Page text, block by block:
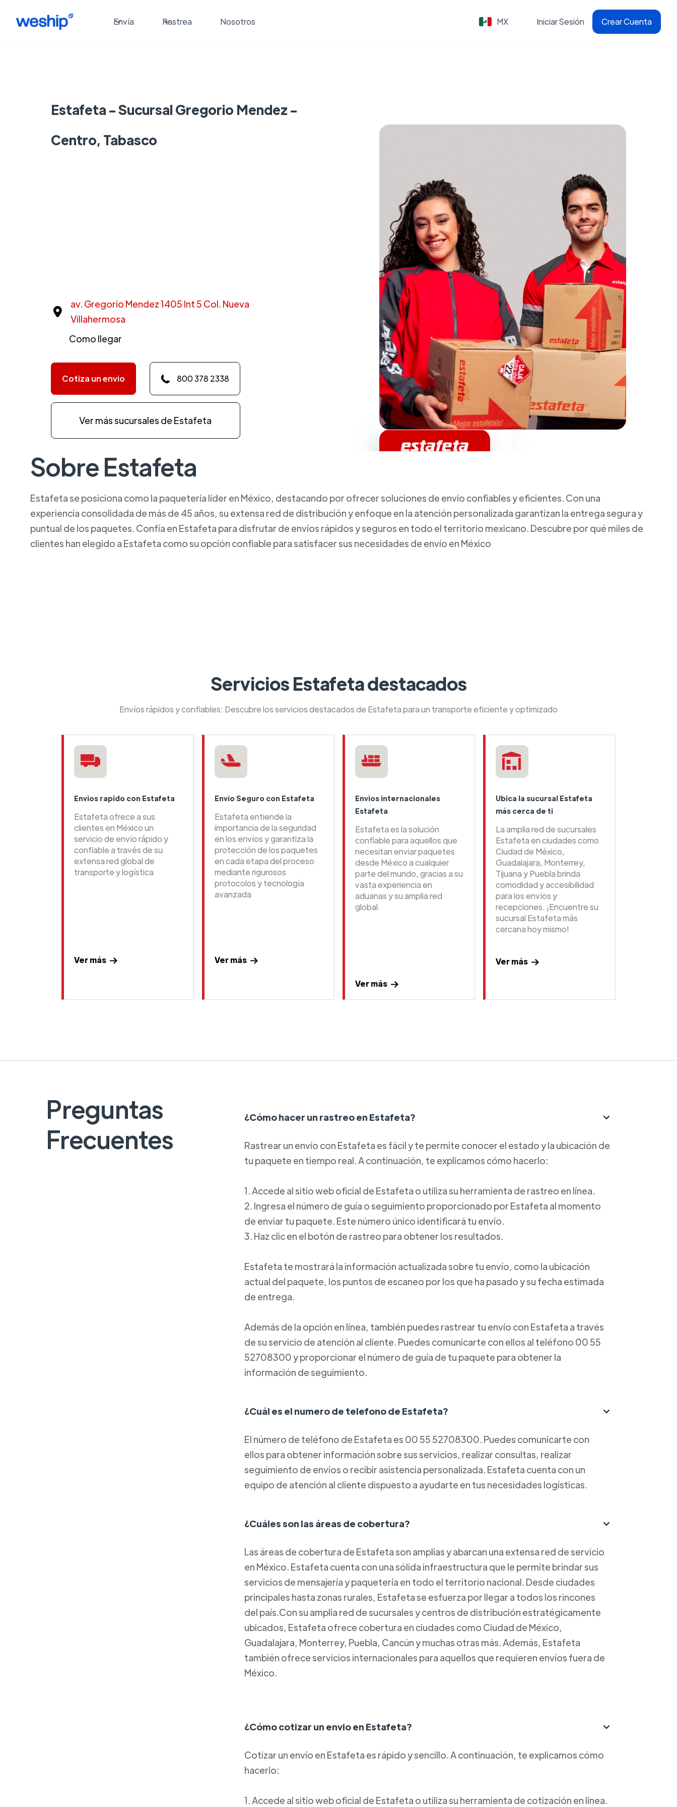
Envía Rastrea Nosotros MX Iniciar Sesión Crear Cuenta
Estafeta - Sucursal Gregorio Mendez -
Centro, Tabasco
av. Gregorio Mendez 1405 Int 5 Col. Nueva
Villahermosa
Como llegar
Cotiza un envio 800 378 2338
Ver más sucursales de Estafeta
Sobre Estafeta
Estafeta se posiciona como la paquetería líder en México, destacando por ofrecer soluciones de envío confiables y eficientes. Con una
experiencia consolidada de más de 45 años, su extensa red de distribución y enfoque en la atención personalizada garantizan la entrega segura y
puntual de los paquetes. Confía en Estafeta para disfrutar de envíos rápidos y seguros en todo el territorio mexicano. Descubre por qué miles de
clientes han elegido a Estafeta como su opción confiable para satisfacer sus necesidades de envío en México
Servicios Estafeta destacados
Envíos rápidos y confiables: Descubre los servicios destacados de Estafeta para un transporte eficiente y optimizado
Envios rapido con Estafeta
Estafeta ofrece a sus
clientes en México un
servicio de envío rápido y
confiable a través de su
extensa red global de
transporte y logística
Ver más
Envío Seguro con Estafeta
Estafeta entiende la
importancia de la seguridad
en los envíos y garantiza la
protección de los paquetes
en cada etapa del proceso
mediante rigurosos
protocolos y tecnología
avanzada
Ver más
Envios internacionales
Estafeta
Estafeta es la solución
confiable para aquellos que
necesitan enviar paquetes
desde México a cualquier
parte del mundo, gracias a su
vasta experiencia en
aduanas y su amplia red
global.
Ver más
Ubica la sucursal Estafeta
más cerca de ti
La amplia red de sucursales
Estafeta en ciudades como
Ciudad de México,
Guadalajara, Monterrey,
Tijuana y Puebla brinda
comodidad y accesibilidad
para los envíos y
recepciones. ¡Encuentre su
sucursal Estafeta más
cercana hoy mismo!
Ver más
Preguntas
Frecuentes
¿Cómo hacer un rastreo en Estafeta?
Rastrear un envío con Estafeta es fácil y te permite conocer el estado y la ubicación de
tu paquete en tiempo real. A continuación, te explicamos cómo hacerlo:
1. Accede al sitio web oficial de Estafeta o utiliza su herramienta de rastreo en línea.
2. Ingresa el número de guía o seguimiento proporcionado por Estafeta al momento
de enviar tu paquete. Este número único identificará tu envío.
3. Haz clic en el botón de rastreo para obtener los resultados.
Estafeta te mostrará la información actualizada sobre tu envío, como la ubicación
actual del paquete, los puntos de escaneo por los que ha pasado y su fecha estimada
de entrega.
Además de la opción en línea, también puedes rastrear tu envío con Estafeta a través
de su servicio de atención al cliente. Puedes comunicarte con ellos al teléfono 00 55
52708300 y proporcionar el número de guía de tu paquete para obtener la
información de seguimiento.
¿Cuál es el numero de telefono de Estafeta?
El número de teléfono de Estafeta es 00 55 52708300. Puedes comunicarte con
ellos para obtener información sobre sus servicios, realizar consultas, realizar
seguimiento de envíos o recibir asistencia personalizada. Estafeta cuenta con un
equipo de atención al cliente dispuesto a ayudarte en tus necesidades logísticas.
¿Cuáles son las áreas de cobertura?
Las áreas de cobertura de Estafeta son amplias y abarcan una extensa red de servicio
en México. Estafeta cuenta con una sólida infraestructura que le permite brindar sus
servicios de mensajería y paquetería en todo el territorio nacional. Desde ciudades
principales hasta zonas rurales, Estafeta se esfuerza por llegar a todos los rincones
del país.Con su amplia red de sucursales y centros de distribución estratégicamente
ubicados, Estafeta ofrece cobertura en ciudades como Ciudad de México,
Guadalajara, Monterrey, Puebla, Cancún y muchas otras más. Además, Estafeta
también ofrece servicios internacionales para aquellos que requieren envíos fuera de
México.
¿Cómo cotizar un envio en Estafeta?
Cotizar un envío en Estafeta es rápido y sencillo. A continuación, te explicamos cómo
hacerlo:
1. Accede al sitio web oficial de Estafeta o utiliza su herramienta de cotización en línea.